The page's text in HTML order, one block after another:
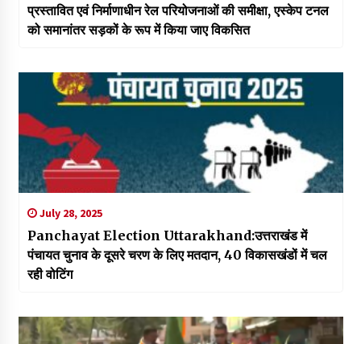
प्रस्तावित एवं निर्माणाधीन रेल परियोजनाओं की समीक्षा, एस्केप टनल
को समानांतर सड़कों के रूप में किया जाए विकसित
July 28, 2025
Panchayat Election Uttarakhand:उत्तराखंड में
पंचायत चुनाव के दूसरे चरण के लिए मतदान, 40 विकासखंडों में चल
रही वोटिंग